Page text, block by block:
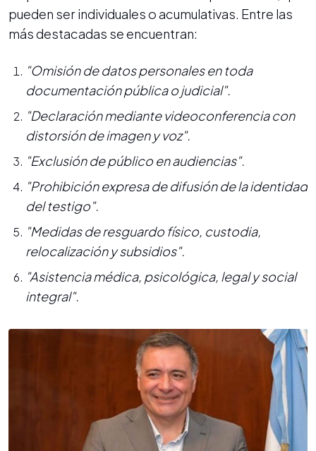
pueden ser individuales o acumulativas. Entre las
más destacadas se encuentran:
"Omisión de datos personales en toda
documentación pública o judicial".
"Declaración mediante videoconferencia con
distorsión de imagen y voz".
"Exclusión de público en audiencias".
"Prohibición expresa de difusión de la identidad
del testigo".
"Medidas de resguardo físico, custodia,
relocalización y subsidios".
"Asistencia médica, psicológica, legal y social
integral".